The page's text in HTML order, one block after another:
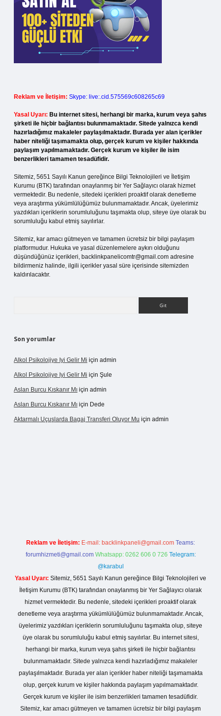
Reklam ve İletişim: Skype: live:.cid.575569c608265c69
Yasal Uyarı: Bu internet sitesi, herhangi bir marka, kurum veya şahıs
şirketi ile hiçbir bağlantısı bulunmamaktadır. Sitede yalnızca kendi
hazırladığımız makaleler paylaşılmaktadır. Burada yer alan içerikler
haber niteliği taşımamakta olup, gerçek kurum ve kişiler hakkında
paylaşım yapılmamaktadır. Gerçek kurum ve kişiler ile isim
benzerlikleri tamamen tesadüfidir.
Sitemiz, 5651 Sayılı Kanun gereğince Bilgi Teknolojileri ve İletişim
Kurumu (BTK) tarafından onaylanmış bir Yer Sağlayıcı olarak hizmet
vermektedir. Bu nedenle, sitedeki içerikleri proaktif olarak denetleme
veya araştırma yükümlülüğümüz bulunmamaktadır. Ancak, üyelerimiz
yazdıkları içeriklerin sorumluluğunu taşımakta olup, siteye üye olarak bu
sorumluluğu kabul etmiş sayılırlar.
Sitemiz, kar amacı gütmeyen ve tamamen ücretsiz bir bilgi paylaşım
platformudur. Hukuka ve yasal düzenlemelere aykırı olduğunu
düşündüğünüz içerikleri, backlinkpanelicomtr@gmail.com adresine
bildirmeniz halinde, ilgili içerikler yasal süre içerisinde sitemizden
kaldırılacaktır.
Son yorumlar
Alkol Psikolojiye Iyi Gelir Mi için admin
Alkol Psikolojiye Iyi Gelir Mi için Şule
Aslan Burcu Kıskanır Mı için admin
Aslan Burcu Kıskanır Mı için Dede
Aktarmalı Uçuşlarda Bagaj Transferi Oluyor Mu için admin
Reklam ve İletişim: E-mail: backlinkpaneli@gmail.com Teams:
forumhizmeti@gmail.com Whatsapp: 0262 606 0 726 Telegram:
@karabul
Yasal Uyarı: Sitemiz, 5651 Sayılı Kanun gereğince Bilgi Teknolojileri ve
İletişim Kurumu (BTK) tarafından onaylanmış bir Yer Sağlayıcı olarak
hizmet vermektedir. Bu nedenle, sitedeki içerikleri proaktif olarak
denetleme veya araştırma yükümlülüğümüz bulunmamaktadır. Ancak,
üyelerimiz yazdıkları içeriklerin sorumluluğunu taşımakta olup, siteye
üye olarak bu sorumluluğu kabul etmiş sayılırlar. Bu internet sitesi,
herhangi bir marka, kurum veya şahıs şirketi ile hiçbir bağlantısı
bulunmamaktadır. Sitede yalnızca kendi hazırladığımız makaleler
paylaşılmaktadır. Burada yer alan içerikler haber niteliği taşımamakta
olup, gerçek kurum ve kişiler hakkında paylaşım yapılmamaktadır.
Gerçek kurum ve kişiler ile isim benzerlikleri tamamen tesadüfidir.
Sitemiz, kar amacı gütmeyen ve tamamen ücretsiz bir bilgi paylaşım